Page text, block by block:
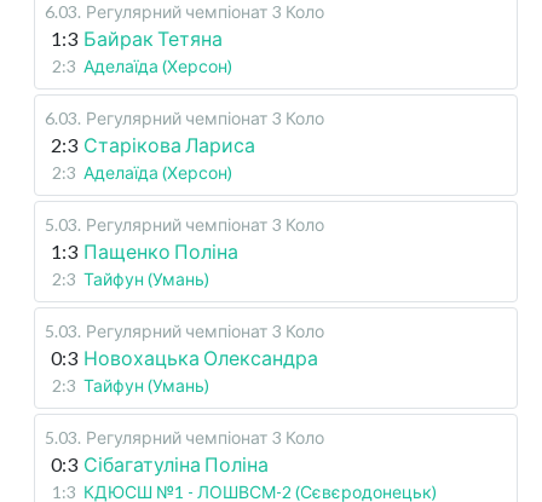
6.03. Регулярний чемпіонат 3 Коло
1:3 Байрак Тетяна
2:3 Аделаїда (Херсон)
6.03. Регулярний чемпіонат 3 Коло
2:3 Старікова Лариса
2:3 Аделаїда (Херсон)
5.03. Регулярний чемпіонат 3 Коло
1:3 Пащенко Поліна
2:3 Тайфун (Умань)
5.03. Регулярний чемпіонат 3 Коло
0:3 Новохацька Олександра
2:3 Тайфун (Умань)
5.03. Регулярний чемпіонат 3 Коло
0:3 Сібагатуліна Поліна
1:3 КДЮСШ №1 - ЛОШВСМ-2 (Сєвєродонецьк)